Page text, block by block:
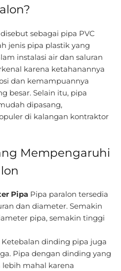
sebagai pipa PVC
jenis pipa plastik yang
instalasi air dan saluran
karena ketahanannya
dan kemampuannya
besar. Selain itu, pipa
dipasang,
di kalangan kontraktor
Mempengaruhi
Pipa Pipa paralon tersedia
dan diameter. Semakin
pipa, semakin tinggi
Ketebalan dinding pipa juga
Pipa dengan dinding yang
lebih mahal karena